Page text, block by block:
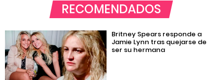
RECOMENDADOS
Britney Spears responde a
Jamie Lynn tras quejarse de
ser su hermana